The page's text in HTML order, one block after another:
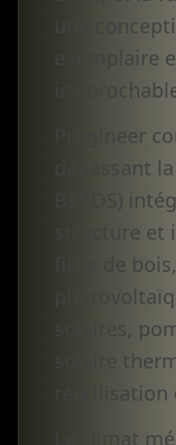
une
exemplaire
Progineer
dépassant
BEPOS)
structure
fibre de
solaires,
solaire
Le climat